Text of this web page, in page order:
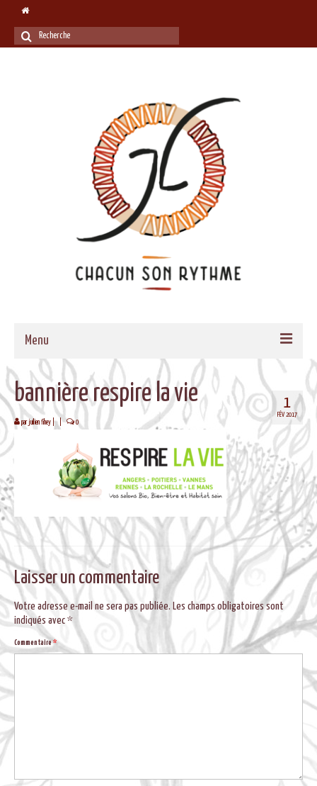
Rechercher
:
Menu
ACCUEIL
QUI SOMMES-NOUS
TAMBOURS MEDECINE
CADRES EN BOIS MASSIF POUR TAMBOURS
FORMATIONS
MUSIQUE DE BIEN-ETRE
AGENDA
CONTACT
BLOG
1
FÉV 2017
bannière respire la vie
par juilien fihey | 0
Laisser un commentaire
Votre adresse e-mail ne sera pas publiée. Les champs obligatoires sont
indiqués avec *
Commentaire*